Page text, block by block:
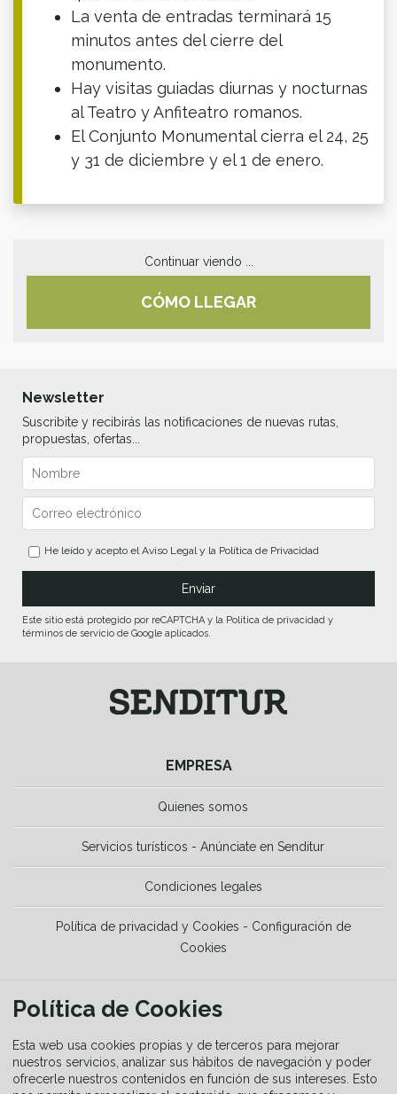
La venta de entradas terminará 15
minutos antes del cierre del
monumento.
Hay visitas guiadas diurnas y nocturnas
al Teatro y Anfiteatro romanos.
El Conjunto Monumental cierra el 24, 25
y 31 de diciembre y el 1 de enero.
Continuar viendo ...
CÓMO LLEGAR
EMPRESA
Quienes somos
Servicios turísticos - Anúnciate en Senditur
Condiciones legales
Política de privacidad y Cookies - Configuración de
Cookies
HERRAMIENTAS
La Guía del senderista
Equipamiento
Newsletter
Suscribite y recibirás las notificaciones de nuevas rutas,
propuestas, ofertas...
He leído y acepto elAviso Legaly la Política de Privacidad
Este sitio está protegido por reCAPTCHA y la Política de privacidad y
términos de servicio de Google aplicados.
Política de Cookies
Esta web usa cookies propias y de terceros para mejorar
nuestros servicios, analizar sus hábitos de navegación y poder
ofrecerle nuestros contenidos en función de sus intereses. Esto